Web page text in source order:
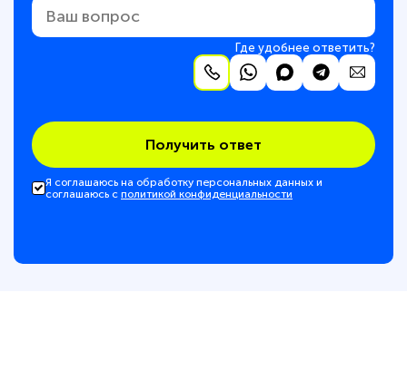
Где удобнее ответить?
Получить ответ
Я соглашаюсь на обработку персональных данных и
соглашаюсь с политикой конфиденциальности